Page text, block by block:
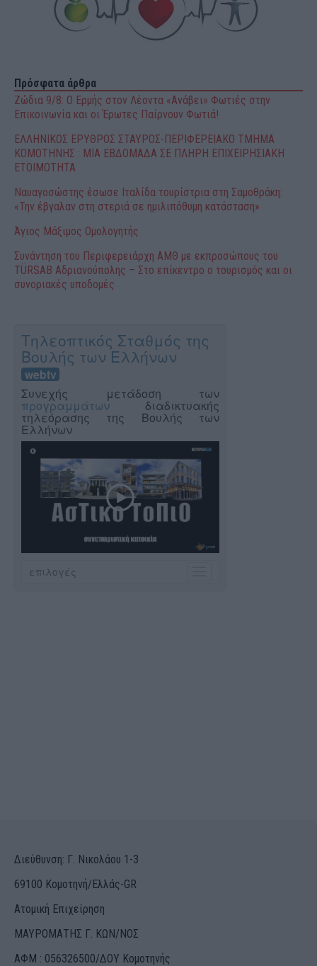
Πρόσφατα άρθρα
Ζώδια 9/8: Ο Ερμής στον Λέοντα «Ανάβει» Φωτιές στην
Επικοινωνία και οι Έρωτες Παίρνουν Φωτιά!
ΕΛΛΗΝΙΚΟΣ ΕΡΥΘΡΟΣ ΣΤΑΥΡΟΣ-ΠΕΡΙΦΕΡΕΙΑΚΟ ΤΜΗΜΑ
ΚΟΜΟΤΗΝΗΣ : ΜΙΑ ΕΒΔΟΜΑΔΑ ΣΕ ΠΛΗΡΗ ΕΠΙΧΕΙΡΗΣΙΑΚΗ
ΕΤΟΙΜΟΤΗΤΑ
Ναυαγοσώστης έσωσε Ιταλίδα τουρίστρια στη Σαμοθράκη:
«Την έβγαλαν στη στεριά σε ημιλιπόθυμη κατάσταση»
Άγιος Μάξιμος Ομολογητής
Συνάντηση του Περιφερειάρχη ΑΜΘ με εκπροσώπους του
TÜRSAB Αδριανούπολης – Στο επίκεντρο ο τουρισμός και οι
συνοριακές υποδομές
Διεύθυνση: Γ. Νικολάου 1-3
69100 Κομοτηνή/Ελλάς-GR
Ατομική Επιχείρηση
ΜΑΥΡΟΜΑΤΗΣ Γ. ΚΩΝ/ΝΟΣ
ΑΦΜ : 056326500/ΔOΥ Κομοτηνής